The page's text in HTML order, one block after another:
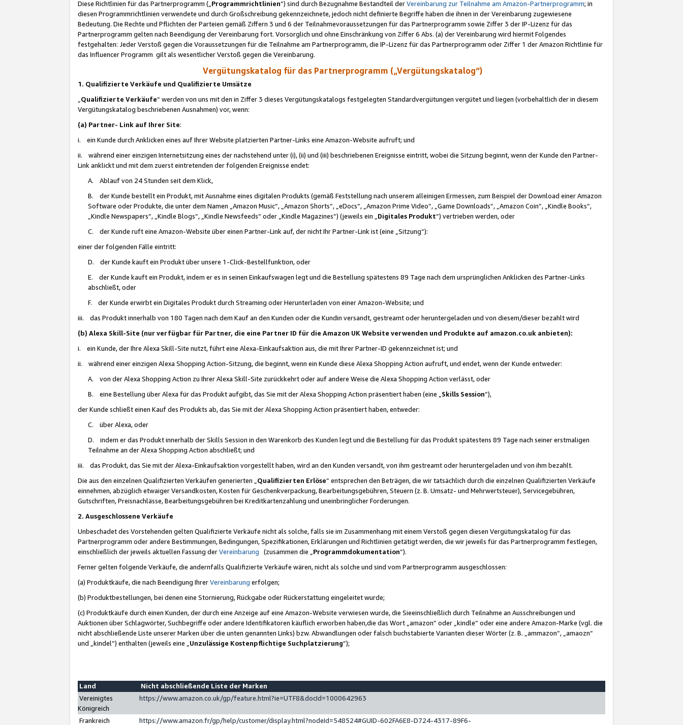
Diese Richtlinien für das Partnerprogramm („Programmrichtlinien“) sind durch Bezugnahme Bestandteil derVereinbarung zur Teilnahme am Amazon-Partnerprogramm; in
diesen Programmrichtlinien verwendete und durch Großschreibung gekennzeichnete, jedoch nicht definierte Begriffe haben die ihnen in der Vereinbarung zugewiesene
Bedeutung. Die Rechte und Pflichten der Parteien gemäß Ziffern 3 und 6 der Teilnahmevoraussetzungen für das Partnerprogramm sowie Ziffer 3 der IP-Lizenz für das
Partnerprogramm gelten nach Beendigung der Vereinbarung fort. Vorsorglich und ohne Einschränkung von Ziffer 6 Abs. (a) der Vereinbarung wird hiermit Folgendes
festgehalten: Jeder Verstoß gegen die Voraussetzungen für die Teilnahme am Partnerprogramm, die IP-Lizenz für das Partnerprogramm oder Ziffer 1 der Amazon Richtlinie für
das Influencer Programm gilt als wesentlicher Verstoß gegen die Vereinbarung.
Vergütungskatalog für das Partnerprogramm („Vergütungskatalog“)
1. Qualifizierte Verkäufe und Qualifizierte Umsätze
Qualifizierte Verkäufe“ werden von uns mit den in Ziffer 3 dieses Vergütungskatalogs festgelegten Standardvergütungen vergütet und liegen (vorbehaltlich der in diesem
Vergütungskatalog beschriebenen Ausnahmen) vor, wenn:
(a) Partner- Link auf Ihrer Site:
i. ein Kunde durch Anklicken eines auf Ihrer Website platzierten Partner-Links eine Amazon-Website aufruft; und
ii. während einer einzigen Internetsitzung eines der nachstehend unter (i), (ii) und (iii) beschriebenen Ereignisse eintritt, wobei die Sitzung beginnt, wenn der Kunde den Partner-
Link anklickt und mit dem zuerst eintretenden der folgenden Ereignisse endet:
A. Ablauf von 24 Stunden seit dem Klick,
B. der Kunde bestellt ein Produkt, mit Ausnahme eines digitalen Produkts (gemäß Feststellung nach unserem alleinigen Ermessen, zum Beispiel der Download einer Amazon
Software oder Produkte, die unter dem Namen „Amazon Music“, „Amazon Shorts“, „eDocs“, „Amazon Prime Video“, „Game Downloads“, „Amazon Coin“, „Kindle Books“,
„Kindle Newspapers“, „Kindle Blogs“, „Kindle Newsfeeds“ oder „Kindle Magazines“) (jeweils ein „ Digitales Produkt“) vertrieben werden, oder
C. der Kunde ruft eine Amazon-Website über einen Partner-Link auf, der nicht Ihr Partner-Link ist (eine „Sitzung“):
einer der folgenden Fälle eintritt:
D. der Kunde kauft ein Produkt über unsere 1-Click-Bestellfunktion, oder
E. der Kunde kauft ein Produkt, indem er es in seinen Einkaufswagen legt und die Bestellung spätestens 89 Tage nach dem ursprünglichen Anklicken des Partner-Links
abschließt, oder
F. der Kunde erwirbt ein Digitales Produkt durch Streaming oder Herunterladen von einer Amazon-Website; und
iii. das Produkt innerhalb von 180 Tagen nach dem Kauf an den Kunden oder die Kundin versandt, gestreamt oder heruntergeladen und von diesem/dieser bezahlt wird
(b) Alexa Skill-Site (nur verfügbar für Partner, die eine Partner ID für die Amazon UK Website verwenden und Produkte auf amazon.co.uk anbieten):
i. ein Kunde, der Ihre Alexa Skill-Site nutzt, führt eine Alexa-Einkaufsaktion aus, die mit Ihrer Partner-ID gekennzeichnet ist; und
ii. während einer einzigen Alexa Shopping Action-Sitzung, die beginnt, wenn ein Kunde diese Alexa Shopping Action aufruft, und endet, wenn der Kunde entweder:
A. von der Alexa Shopping Action zu Ihrer Alexa Skill-Site zurückkehrt oder auf andere Weise die Alexa Shopping Action verlässt, oder
B. eine Bestellung über Alexa für das Produkt aufgibt, das Sie mit der Alexa Shopping Action präsentiert haben (eine „ Skills Session“),
der Kunde schließt einen Kauf des Produkts ab, das Sie mit der Alexa Shopping Action präsentiert haben, entweder:
C. über Alexa, oder
D. indem er das Produkt innerhalb der Skills Session in den Warenkorb des Kunden legt und die Bestellung für das Produkt spätestens 89 Tage nach seiner erstmaligen
Teilnahme an der Alexa Shopping Action abschließt; und
iii. das Produkt, das Sie mit der Alexa-Einkaufsaktion vorgestellt haben, wird an den Kunden versandt, von ihm gestreamt oder heruntergeladen und von ihm bezahlt.
Die aus den einzelnen Qualifizierten Verkäufen generierten „ Qualifizierten Erlöse“ entsprechen den Beträgen, die wir tatsächlich durch die einzelnen Qualifizierten Verkäufe
einnehmen, abzüglich etwaiger Versandkosten, Kosten für Geschenkverpackung, Bearbeitungsgebühren, Steuern (z. B. Umsatz- und Mehrwertsteuer), Servicegebühren,
Gutschriften, Preisnachlässe, Bearbeitungsgebühren bei Kreditkartenzahlung und uneinbringlicher Forderungen.
2. Ausgeschlossene Verkäufe
Unbeschadet des Vorstehenden gelten Qualifizierte Verkäufe nicht als solche, falls sie im Zusammenhang mit einem Verstoß gegen diesen Vergütungskatalog für das
Partnerprogramm oder andere Bestimmungen, Bedingungen, Spezifikationen, Erklärungen und Richtlinien getätigt werden, die wir jeweils für das Partnerprogramm festlegen,
einschließlich der jeweils aktuellen Fassung derVereinbarung (zusammen die „ Programmdokumentation“).
Ferner gelten folgende Verkäufe, die andernfalls Qualifizierte Verkäufe wären, nicht als solche und sind vom Partnerprogramm ausgeschlossen:
(a) Produktkäufe, die nach Beendigung IhrerVereinbarung erfolgen;
(b) Produktbestellungen, bei denen eine Stornierung, Rückgabe oder Rückerstattung eingeleitet wurde;
(c) Produktkäufe durch einen Kunden, der durch eine Anzeige auf eine Amazon-Website verwiesen wurde, die Sieeinschließlich durch Teilnahme an Ausschreibungen und
Auktionen über Schlagwörter, Suchbegriffe oder andere Identifikatoren käuflich erworben haben,die das Wort „amazon“ oder „kindle“ oder eine andere Amazon-Marke (vgl. die
nicht abschließende Liste unserer Marken über die unten genannten Links) bzw. Abwandlungen oder falsch buchstabierte Varianten dieser Wörter (z. B. „ammazon“, „amaozn“
und „kindel“) enthalten (jeweils eine „ Unzulässige Kostenpflichtige Suchplatzierung”);
Land
Nicht abschließende Liste der Marken
Vereinigtes
Königreich
https://www.amazon.co.uk/gp/feature.html?ie=UTF8&docId=1000642963
Frankreich
https://www.amazon.fr/gp/help/customer/display.html?nodeId=548524#GUID-602FA6E8-D724-4317-89F6-